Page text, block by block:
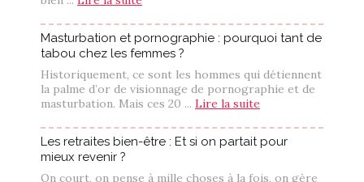
Masturbation et pornographie : pourquoi tant de
tabou chez les femmes ?
Historiquement, ce sont les hommes qui détiennent
la palme d’or de visionnage de pornographie et de
masturbation. Mais ces 20 ... Lire la suite
Les retraites bien-être : Et si on partait pour
mieux revenir ?
On court, on pense à mille choses à la fois, on gère